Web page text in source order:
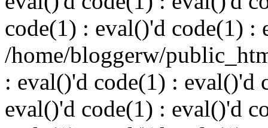
code(1) : eval()'d code(1) :
/home/bloggerw/
: eval()'d code(1) : eval()'d
eval()'d code(1) : eval()'d